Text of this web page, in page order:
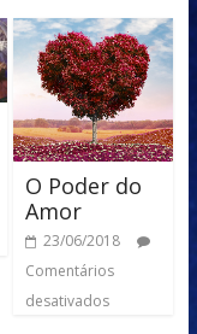
O Poder do
Amor
23/06/2018
Comentários
desativados